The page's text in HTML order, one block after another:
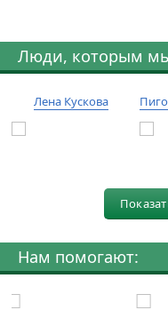
Люди, которым
Лена Кускова
Нам помогают: